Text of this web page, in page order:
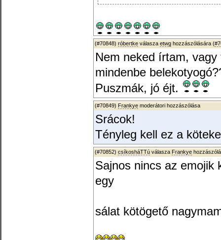
(#70848) róbertke válasza etwg hozzászólására (
Nem neked írtam,
mindenbe
Puszmák, jó éjt.
(#70849) Frankye moderátori hozzászólása
Srácok!
Tényleg kell ez a
(#70852) csíkosháTTú válasza Frankye
Sajnos nincs az emojik
egy
sálat kötögető